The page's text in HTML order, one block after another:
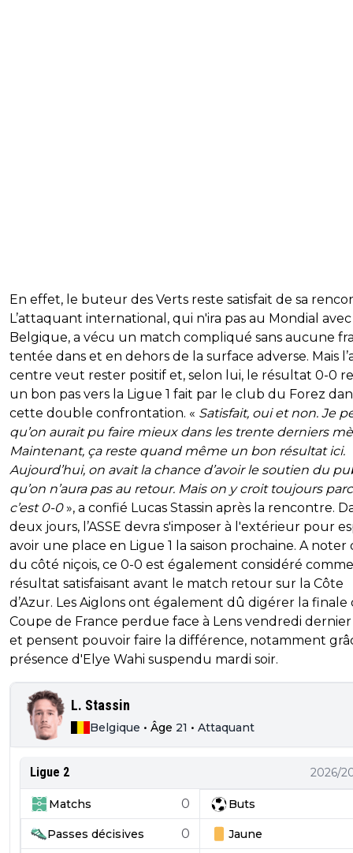
En effet, le buteur des Verts reste satisfait de sa
L’attaquant international, qui n'ira pas au Mondial
Belgique, a vécu un match compliqué sans aucune
tentée dans et en dehors de la surface adverse. Mais
centre veut rester positif et, selon lui, le résultat 0-0
un bon pas vers la Ligue 1 fait par le club du Forez
cette double confrontation. « Satisfait, oui et non. Je
qu’on aurait pu faire mieux dans les trente derniers
Maintenant, ça reste quand même un bon résultat ici.
Aujourd’hui, on avait la chance d’avoir le soutien du
qu’on n’aura pas au retour. Mais on y croit toujours
c’est 0-0», a confié Lucas Stassin après la rencontre.
deux jours, l’ASSE devra s'imposer à l'extérieur pour
avoir une place en Ligue 1 la saison prochaine. A noter
du côté niçois, ce 0-0 est également considéré
résultat satisfaisant avant le match retour sur la Côte
d’Azur. Les Aiglons ont également dû digérer la finale
Coupe de France perdue face à Lens vendredi dernier
et pensent pouvoir faire la différence, notamment
présence d'Elye Wahi suspendu mardi soir.
L. Stassin
Belgique • Âge 21 • Attaquant
Ligue 2 2026/
Matchs 0 Buts
Passes décisives 0 Jaune